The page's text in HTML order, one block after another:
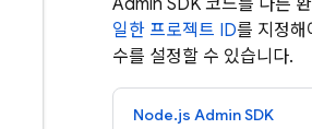
Admin SDK 코드를 다른
일한 프로젝트 ID를 지정해
수를 설정할 수 있습니다.
Node.js Admin SDK